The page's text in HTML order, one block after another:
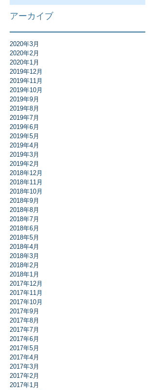
アーカイブ
2020年3月
2020年2月
2020年1月
2019年12月
2019年11月
2019年10月
2019年9月
2019年8月
2019年7月
2019年6月
2019年5月
2019年4月
2019年3月
2019年2月
2018年12月
2018年11月
2018年10月
2018年9月
2018年8月
2018年7月
2018年6月
2018年5月
2018年4月
2018年3月
2018年2月
2018年1月
2017年12月
2017年11月
2017年10月
2017年9月
2017年8月
2017年7月
2017年6月
2017年5月
2017年4月
2017年3月
2017年2月
2017年1月